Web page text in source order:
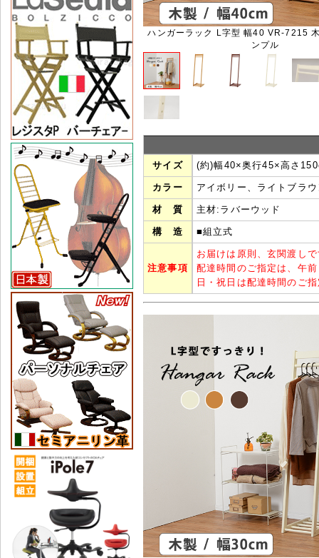
ハンガーラック L字型 幅40 VR-7215
ンプル
サイズ (約)幅40×奥行45×高さ
カラー アイボリー、ライトブラ
材 質 主材:ラバーウッド
構 造 ■組立式
注意事項
お届けは原則、玄関渡し
配達時間のご指定は、午
日・祝日は配達時間のご